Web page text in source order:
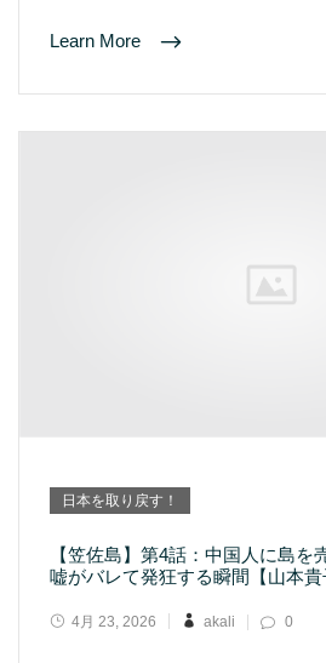
Learn More
日本を取り戻す！
【笠佐島】第4話：中国人に島
嘘がバレて発狂する瞬間【山本貴
4月 23, 2026 akali 0